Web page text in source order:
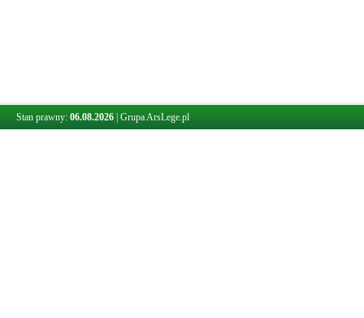
Stan prawny: 06.08.2026 Grupa ArsLege.pl